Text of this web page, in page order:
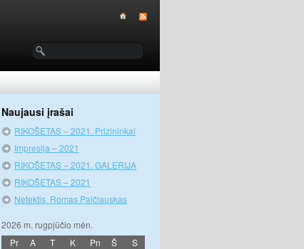
Naujausi įrašai
RIKOŠETAS – 2021. Prizininkai
Impresija – 2021
RIKOŠETAS – 2021. GALERIJA
RIKOŠETAS – 2021
Netektis. Romas Palčiauskas
2026 m. rugpjūčio mėn.
Pr
A T K Pn Š S